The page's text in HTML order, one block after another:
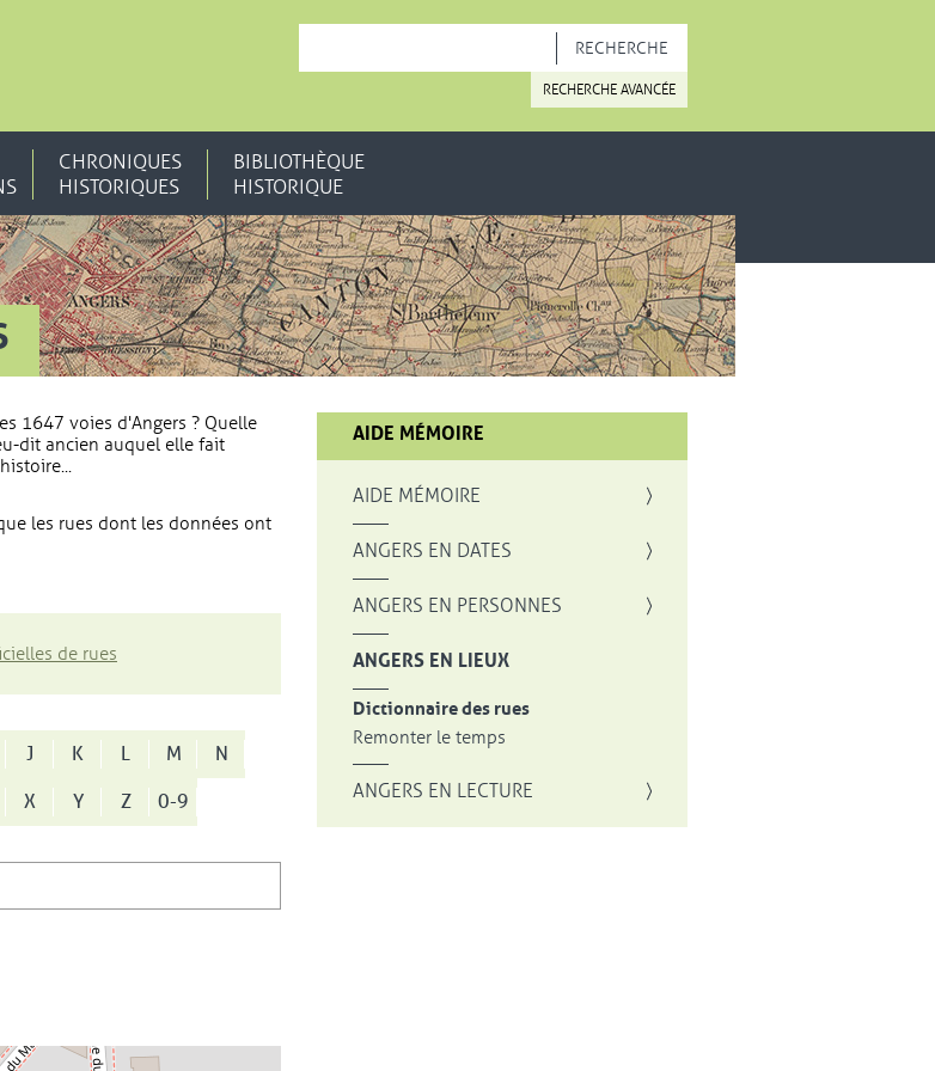
RECHERCHE AVANCÉE
CHRONIQUES
HISTORIQUES
BIBLIOTHÈQUE
HISTORIQUE
1647 voies d'Angers ? Quelle
dit ancien auquel elle fait
les rues dont les données ont
de rues
J K L M
N
X Y Z 0-9
AIDE MÉMOIRE
AIDE MÉMOIRE
ANGERS EN DATES
ANGERS EN PERSONNES
ANGERS EN LIEUX
Dictionnaire des rues
Remonter le temps
ANGERS EN LECTURE